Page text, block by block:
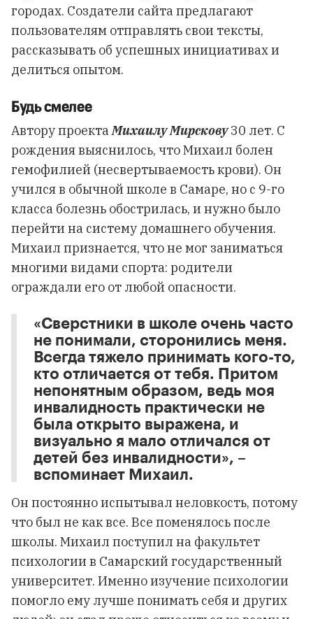
городах. Создатели сайта предлагают
пользователям отправлять свои тексты,
рассказывать об успешных инициативах и
делиться опытом.
Будь смелее
Автору проектаМихаилу Мирскову30 лет. С
рождения выяснилось, что Михаил болен
гемофилией (несвертываемость крови). Он
учился в обычной школе в Самаре, но с 9-го
класса болезнь обострилась, и нужно было
перейти на систему домашнего обучения.
Михаил признается, что не мог заниматься
многими видами спорта: родители
ограждали его от любой опасности.
«Сверстники в школе очень часто
не понимали, сторонились меня.
Всегда тяжело принимать кого-то,
кто отличается от тебя. Притом
непонятным образом, ведь моя
инвалидность практически не
была открыто выражена, и
визуально я мало отличался от
детей без инвалидности», –
вспоминает Михаил.
Он постоянно испытывал неловкость, потому
что был не как все. Все поменялось после
школы. Михаил поступил на факультет
психологии в Самарский государственный
университет. Именно изучение психологии
помогло ему лучше понимать себя и других